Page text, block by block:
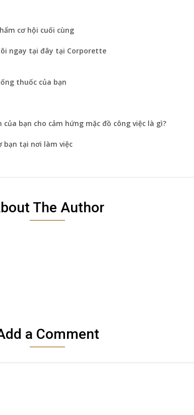
cơ hội cuối cùng
ngay tại đây tại Corporette
thuốc của bạn
bạn cho cảm hứng mặc đồ công việc là gì?
bạn tại nơi làm việc
The Author
a Comment